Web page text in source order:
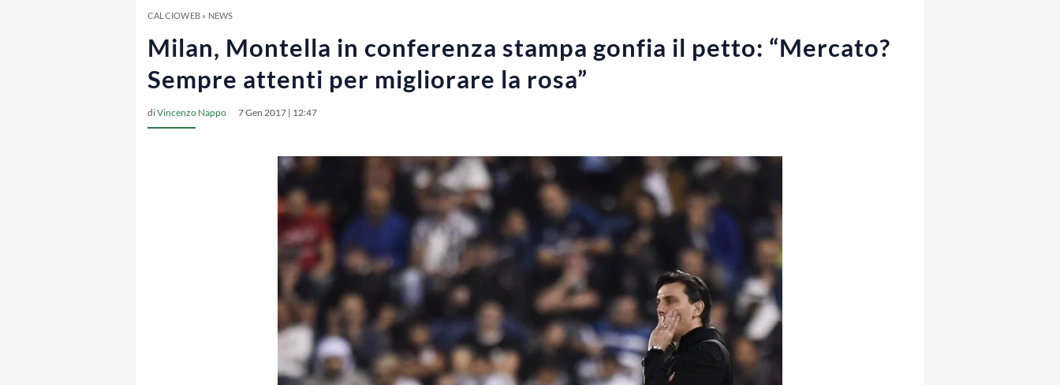
CALCIOWEB» NEWS
Milan, Montella in conferenza stampa gonfia il petto: “Mercato?
Sempre attenti per migliorare la rosa”
diVincenzo Nappo 7 Gen 2017 | 12:47